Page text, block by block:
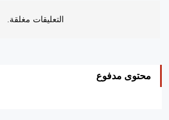
التعليقات مغلقة.
محتوى مدفوع